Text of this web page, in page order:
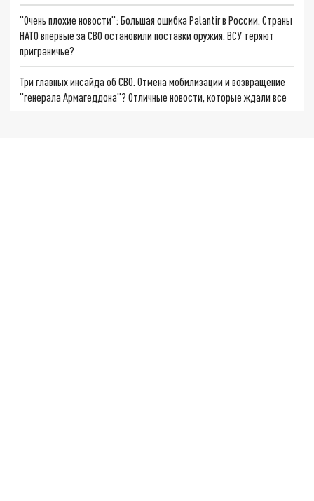
"Очень плохие новости": Большая ошибка Palantir в России. Страны
НАТО впервые за СВО остановили поставки оружия. ВСУ теряют
приграничье?
Три главных инсайда об СВО. Отмена мобилизации и возвращение
"генерала Армагеддона"? Отличные новости, которые ждали все